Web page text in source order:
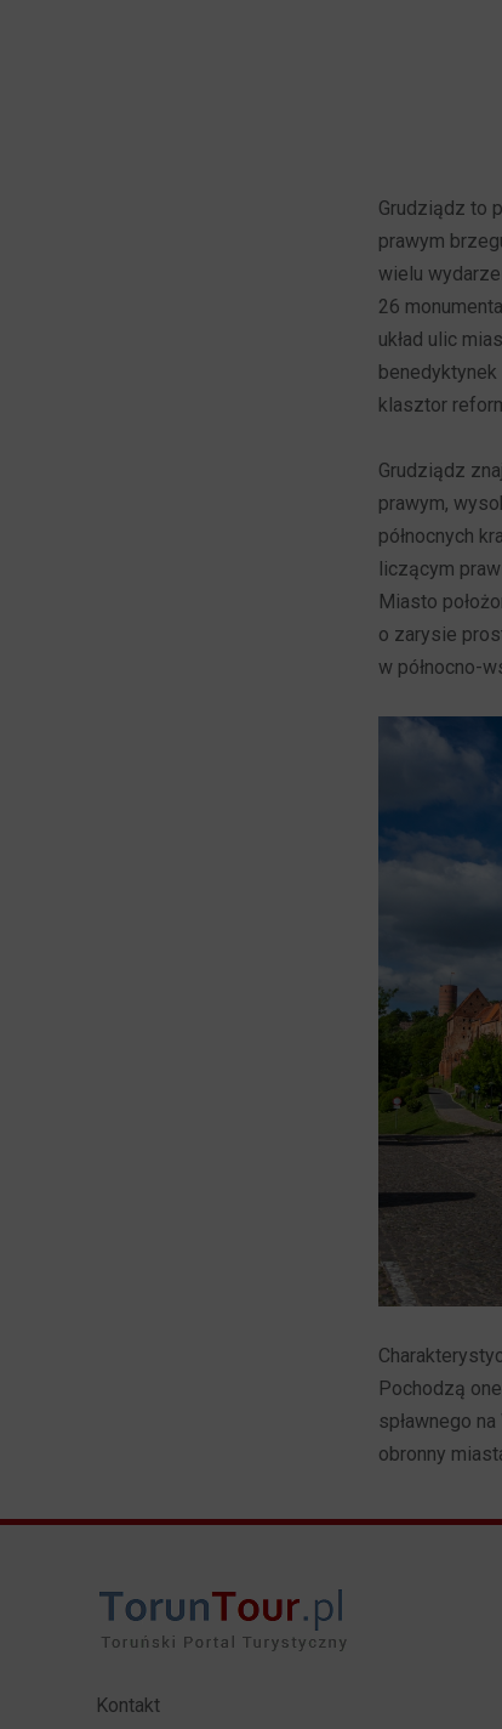
Grudziądz to
prawym
wielu
26
układ ulic
benedyktynek
klasztor
Grudziądz
prawym,
północnych
liczącym
Miasto
o zarysie
w północno-
Pochodzą
spławnego
obronny
Kontakt